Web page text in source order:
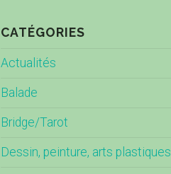
CATÉGORIES
Actualités
Balade
Bridge/Tarot
Dessin, peinture, arts plastiques